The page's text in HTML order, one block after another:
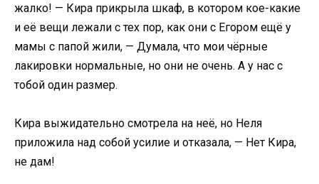
жалко! — Кира прикрыла шкаф, в котором кое-какие
и её вещи лежали с тех пор, как они с Егором ещё у
мамы с папой жили, — Думала, что мои чёрные
лакировки нормальные, но они не очень. А у нас с
тобой один размер.
Кира выжидательно смотрела на неё, но Неля
приложила над собой усилие и отказала, — Нет Кира,
не дам!